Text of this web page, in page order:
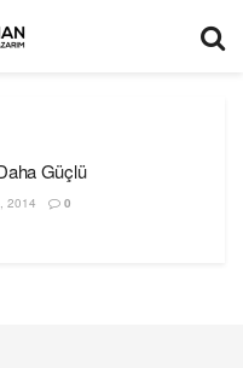
Güçlü
2014 0